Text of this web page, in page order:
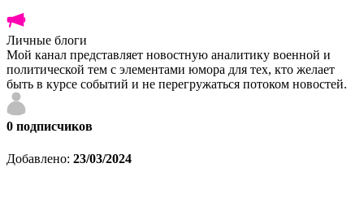
Личные блоги
Мой канал представляет новостную аналитику военной и
политической тем с элементами юмора для тех, кто желает
быть в курсе событий и не перегружаться потоком новостей.
0 подписчиков
Добавлено: 23/03/2024